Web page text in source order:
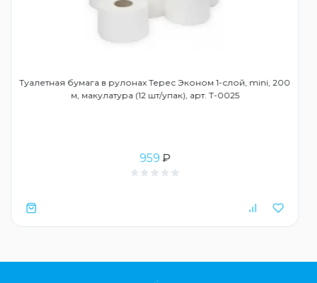
Туалетная бумага в рулонах Терес Эконом 1-слой, mini, 200
м, макулатура (12 шт/упак), арт. Т-0025
959₽